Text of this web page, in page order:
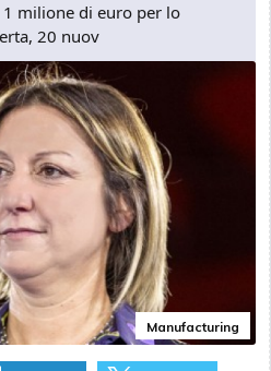
milione di euro per lo
20 nuov
Manufacturing